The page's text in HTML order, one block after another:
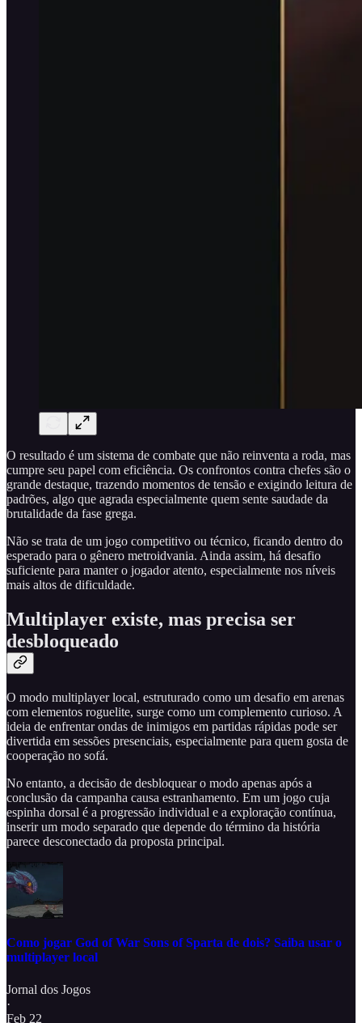
O resultado é um sistema de combate que não reinventa a roda, mas
cumpre seu papel com eficiência. Os confrontos contra chefes são o
grande destaque, trazendo momentos de tensão e exigindo leitura de
padrões, algo que agrada especialmente quem sente saudade da
brutalidade da fase grega.
Não se trata de um jogo competitivo ou técnico, ficando dentro do
esperado para o gênero metroidvania. Ainda assim, há desafio
suficiente para manter o jogador atento, especialmente nos níveis
mais altos de dificuldade.
Multiplayer existe, mas precisa ser
desbloqueado
O modo multiplayer local, estruturado como um desafio em arenas
com elementos roguelite, surge como um complemento curioso. A
ideia de enfrentar ondas de inimigos em partidas rápidas pode ser
divertida em sessões presenciais, especialmente para quem gosta de
cooperação no sofá.
No entanto, a decisão de desbloquear o modo apenas após a
conclusão da campanha causa estranhamento. Em um jogo cuja
espinha dorsal é a progressão individual e a exploração contínua,
inserir um modo separado que depende do término da história
parece desconectado da proposta principal.
Como jogar God of War Sons of Sparta de dois? Saiba usar o
multiplayer local
Jornal dos Jogos
·
Feb 22